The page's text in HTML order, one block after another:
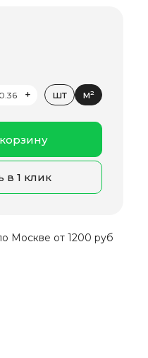
+ шт м²
в 1 клик
Москве от 1200 руб